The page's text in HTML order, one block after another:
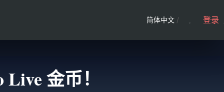
简体中文 / 登录
金币！